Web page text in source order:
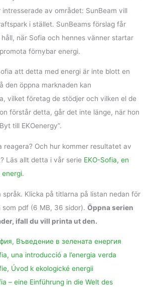
av området: SunBeam vill
i stället. SunBeams förslag får
när Sofia och hennes vänner startar
förnybar energi.
att detta med energi är inte blott en
den öppna marknaden kan
vilket företag de stödjer och vilken el de
förstår detta, går det inte länge, när hon
till EKOenergy”.
reagera? Och hur kommer resultatet av
Läs allt detta i vår serie EKO-Sofia, en
energi.
språk. Klicka på titlarna på listan nedan för
pdf (6 MB, 36 sidor). Öppna serien
ifall du vill printa ut den.
Въведение в зелената енергия
una introducció a l’energia verda
Úvod k ekologické energii
– eine Einführung in die Welt des